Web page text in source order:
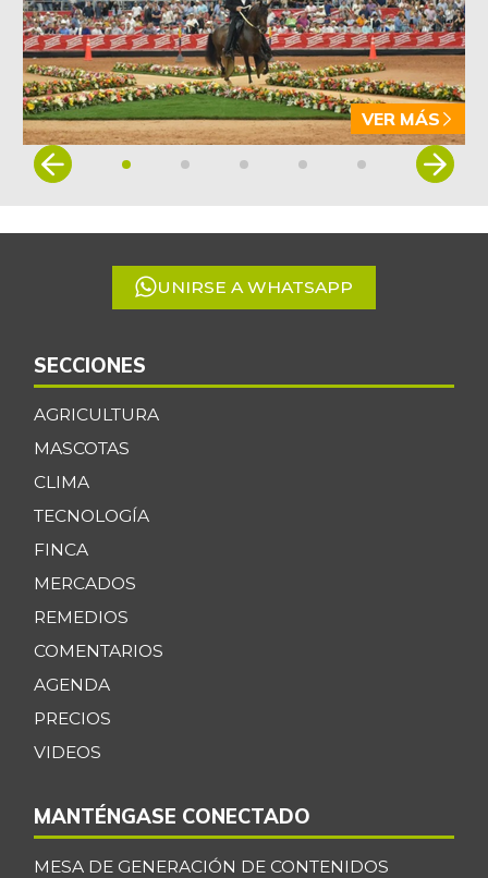
VER MÁS
Item
5
UNIRSE A WHATSAPP
SECCIONES
AGRICULTURA
MASCOTAS
CLIMA
TECNOLOGÍA
FINCA
MERCADOS
REMEDIOS
COMENTARIOS
AGENDA
PRECIOS
VIDEOS
MANTÉNGASE CONECTADO
MESA DE GENERACIÓN DE CONTENIDOS